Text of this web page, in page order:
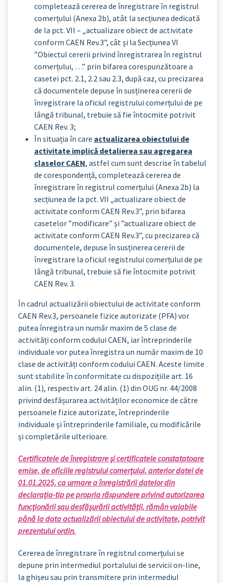
completează cererea de înregistrare în registrul
comerțului (Anexa 2b), atât la secțiunea dedicată
de la pct. VII – „actualizare obiect de activitate
conform CAEN Rev.3”, cât şi la Secțiunea VI
”Obiectul cererii privind înregistrarea în registrul
comerțului, …” prin bifarea corespunzătoare a
casetei pct. 2.1, 2.2 sau 2.3, după caz, cu precizarea
că documentele depuse în susținerea cererii de
înregistrare la oficiul registrului comerțului de pe
lângă tribunal, trebuie să fie întocmite potrivit
CAEN Rev. 3;
În situația în care actualizarea obiectului de
activitate implică detalierea sau agregarea
claselor CAEN, astfel cum sunt descrise în tabelul
de corespondență, completează cererea de
înregistrare în registrul comerțului (Anexa 2b) la
secțiunea de la pct. VII „actualizare obiect de
activitate conform CAEN Rev.3”, prin bifarea
casetelor ”modificare” și ”actualizare obiect de
activitate conform CAEN Rev.3”, cu precizarea că
documentele, depuse în susținerea cererii de
înregistrare la oficiul registrului comerțului de pe
lângă tribunal, trebuie să fie întocmite potrivit
CAEN Rev. 3.
În cadrul actualizării obiectului de activitate conform
CAEN Rev.3, persoanele fizice autorizate (PFA) vor
putea înregistra un număr maxim de 5 clase de
activități conform codului CAEN, iar întreprinderile
individuale vor putea înregistra un număr maxim de 10
clase de activități conform codului CAEN. Aceste limite
sunt stabilite în conformitate cu dispozițiile art. 16
alin. (1), respectiv art. 24 alin. (1) din OUG nr. 44/2008
privind desfășurarea activităților economice de către
persoanele fizice autorizate, întreprinderile
individuale și întreprinderile familiale, cu modificările
și completările ulterioare.
Certificatele de înregistrare şi certificatele constatatoare
emise, de oficiile registrului comerțului, anterior datei de
01.01.2025, ca urmare a înregistrării datelor din
declarația-tip pe propria răspundere privind autorizarea
funcționării sau desfășurării activității, rămân valabile
până la data actualizării obiectului de activitate, potrivit
prezentului ordin.
Cererea de înregistrare în registrul comerțului se
depune prin intermediul portalului de servicii on-line,
la ghișeu sau prin transmitere prin intermediul